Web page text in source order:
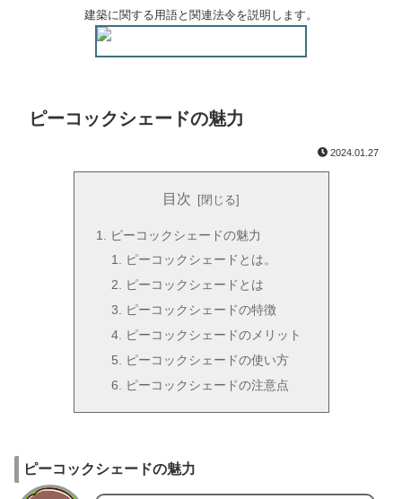
建築に関する用語と関連法令を説明します。
ピーコックシェードの魅力
2024.01.27
目次
ピーコックシェードの魅力
ピーコックシェードとは。
ピーコックシェードとは
ピーコックシェードの特徴
ピーコックシェードのメリット
ピーコックシェードの使い方
ピーコックシェードの注意点
ピーコックシェードの魅力